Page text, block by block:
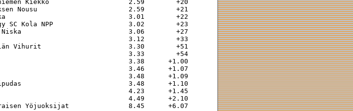
Kiekko                    2.59        +20
Nousu                       2.59        +21
3.01        +22
SC Kola NPP                   3.02        +23
Niska                           3.06        +27
3.12        +33
Vihurit                      3.30        +51
3.33        +54
3.38      +1.00
3.46      +1.07
3.48      +1.09
3.48      +1.10
4.23      +1.45
4.49      +2.10